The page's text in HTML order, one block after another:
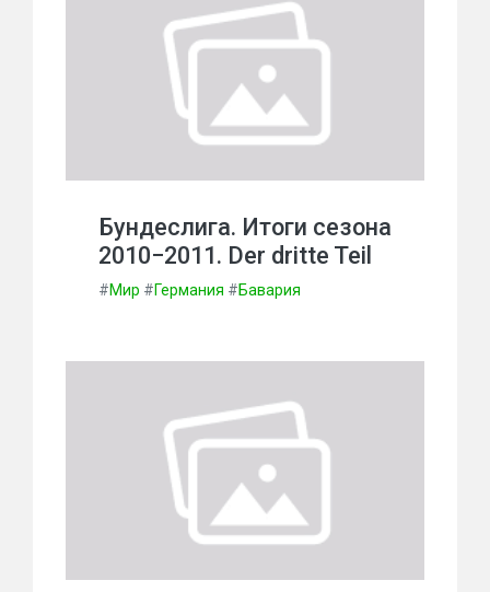
Бундеслига. Итоги сезона
2010−2011. Der dritte Teil
#Мир #Германия #Бавария